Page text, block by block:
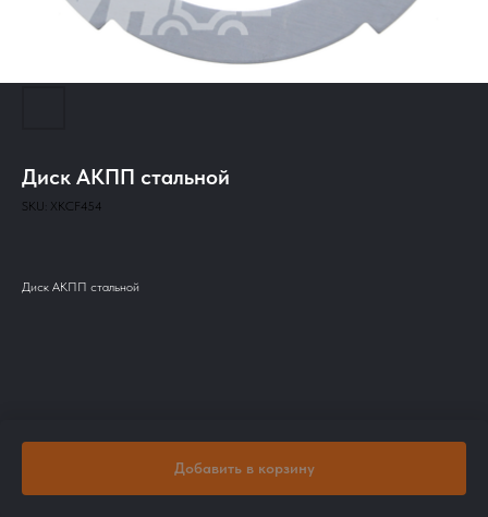
Диск АКПП стальной
SKU: XKCF454
Добавить в корзину
Диск АКПП стальной